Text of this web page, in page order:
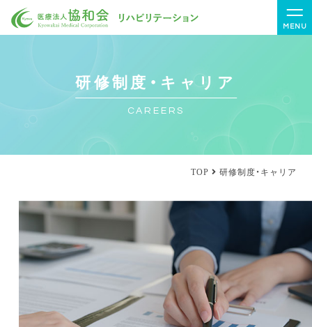
MENU
研修制度・キャリア
CAREERS
TOP 研修制度・キャリア